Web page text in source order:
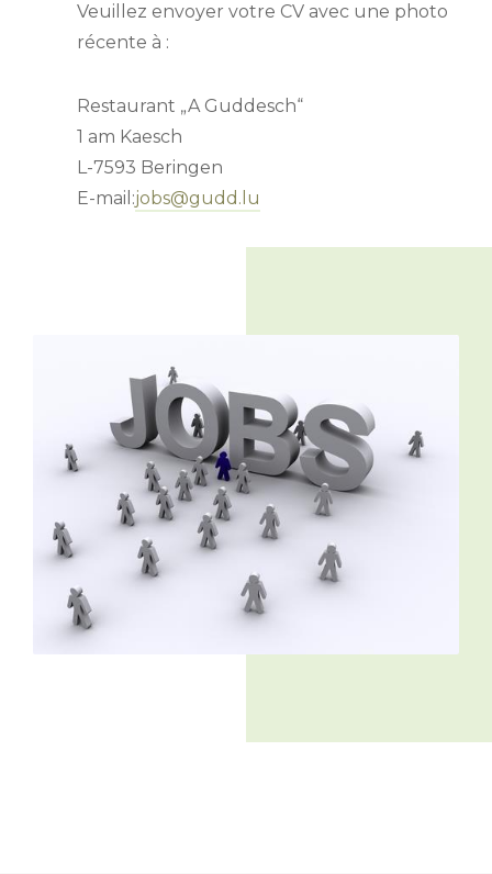
Veuillez envoyer votre CV avec une photo
récente à :
Restaurant „A Guddesch“
1 am Kaesch
L-7593 Beringen
E-mail:jobs@gudd.lu